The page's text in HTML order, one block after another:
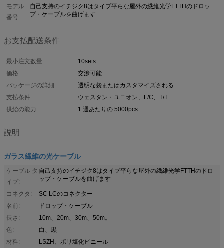
モデル
番号:
自己支持のイチジク8はタイプ平らな屋外の繊維光学FTTHのドロッ
プ・ケーブルを曲げます
お支払配送条件
最小注文数量:
10sets
価格:
交渉可能
パッケージの詳細:
透明な袋またはカスタマイズされる
支払条件:
ウェスタン・ユニオン、L/C、T/T
供給の能力:
1 週あたりの 5000pcs
説明
ガラス繊維の光ケーブル
ケーブル タ
イプ:
自己支持のイチジク8はタイプ平らな屋外の繊維光学FTTHのドロ
ップ・ケーブルを曲げます
コネクタ:
SC LCのコネクター
名前:
ドロップ・ケーブル
長さ:
10m、20m、30m、50m。
色:
白、黒
材料:
LSZH、ポリ塩化ビニール